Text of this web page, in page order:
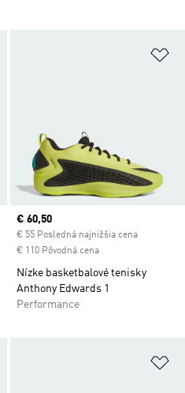
Pridať do zoznamu želaných
Current price
€ 60,50
€ 55 Posledná najnižšia cena
€ 110 Pôvodná cena
Nízke basketbalové tenisky
Anthony Edwards 1
Performance
Pridať do zoznamu želaných